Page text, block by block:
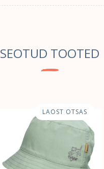
SEOTUD TOOTED
LAOST OTSAS